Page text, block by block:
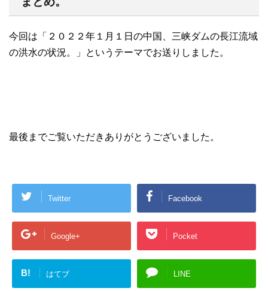
今回は「２０２２年１月１日の中国、三峡ダムの長江流域
の洪水の状況。」というテーマでお送りしました。
最後までご覧いただきありがとうございました。
Twitter Facebook
Google+ Pocket
B! はてブ LINE